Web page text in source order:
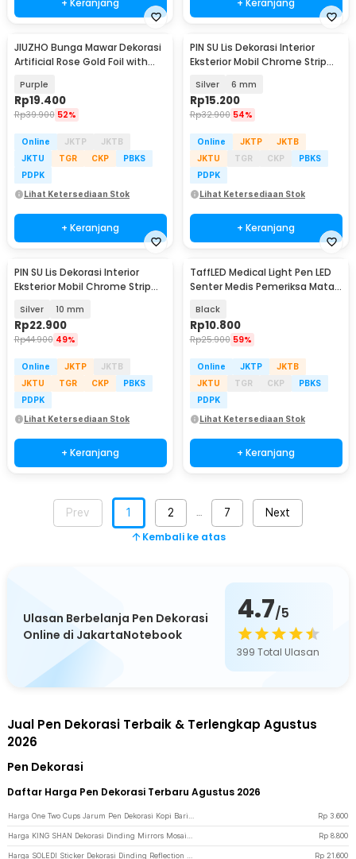
JIUZHO Bunga Mawar Dekorasi
Artificial Rose Gold Foil with
Purple
Rp19.400
Rp39.900 52%
Online JKTP
JKTB
JKTU
TGR CKP
PBKS
PDPK
Lihat Ketersediaan Stok
+ Keranjang
PIN SU Lis Dekorasi Interior
Eksterior Mobil Chrome Strip
Silver 6 mm
Rp15.200
Rp32.900 54%
Online JKTP
JKTB
JKTU
TGR CKP
PBKS
PDPK
Lihat Ketersediaan Stok
+ Keranjang
PIN SU Lis Dekorasi Interior
Eksterior Mobil Chrome Strip
Silver 10 mm
Rp22.900
Rp44.900 49%
Online JKTP
JKTB
JKTU
TGR CKP
PBKS
PDPK
Lihat Ketersediaan Stok
+ Keranjang
TaffLED Medical Light Pen LED
Senter Medis Pemeriksa Mata -
Black
Rp10.800
Rp25.900 59%
Online JKTP
JKTB
JKTU
TGR CKP
PBKS
PDPK
Lihat Ketersediaan Stok
+ Keranjang
Prev 1 2 7 Next
Kembali ke atas
Ulasan Berbelanja Pen Dekorasi
Online di JakartaNotebook
4.7/5
399 Total Ulasan
Jual Pen Dekorasi Terbaik & Terlengkap Agustus
2026
Pen Dekorasi
Daftar Harga Pen Dekorasi Terbaru Agustus 2026
Rp 3.600
Rp 8.800
Rp 21.600